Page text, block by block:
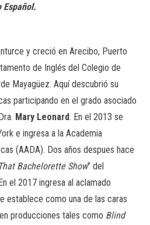
Español.
y creció en Arecibo, Puerto
de Inglés del Colegio de
Mayagüez. Aquí descubrió su
participando en el grado asociado
Mary Leonard. En el 2013 se
e ingresa a la Academia
(AADA). Dos años despues hace
That Bachelorette Show” del
el 2017 ingresa al aclamado
establece como una de las caras
producciones tales como Blind